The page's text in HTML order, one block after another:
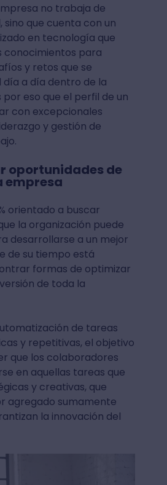
no trabaja de
sino que cuenta con un
en tecnología que
conocimientos para
y retos que se
a día dentro de la
por eso que el perfil de un
con excepcionales
y gestión de
oportunidades de
empresa
orientado a buscar
la organización puede
desarrollarse a un mejor
de su tiempo está
formas de optimizar
de toda la
de tareas
y repetitivas, el objetivo
que los colaboradores
en aquellas tareas que
y creativas, que
agregado sumamente
la innovación del